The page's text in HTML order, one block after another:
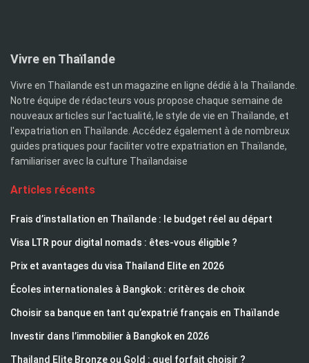
Vivre en Thaïlande
Vivre en Thaïlande est un magazine en ligne dédié à la Thaïlande.
Notre équipe de rédacteurs vous propose chaque semaine de
nouveaux articles sur l'actualité, le style de vie en Thaïlande, et
l'expatriation en Thaïlande. Accédez également à de nombreux
guides pratiques pour faciliter votre expatriation en Thaïlande,
familiariser avec la culture Thaïlandaise
Articles récents
Frais d’installation en Thaïlande : le budget réel au départ
Visa LTR pour digital nomads : êtes-vous éligible ?
Prix et avantages du visa Thailand Elite en 2026
Écoles internationales à Bangkok : critères de choix
Choisir sa banque en tant qu’expatrié français en Thaïlande
Investir dans l’immobilier à Bangkok en 2026
Thailand Elite Bronze ou Gold : quel forfait choisir ?